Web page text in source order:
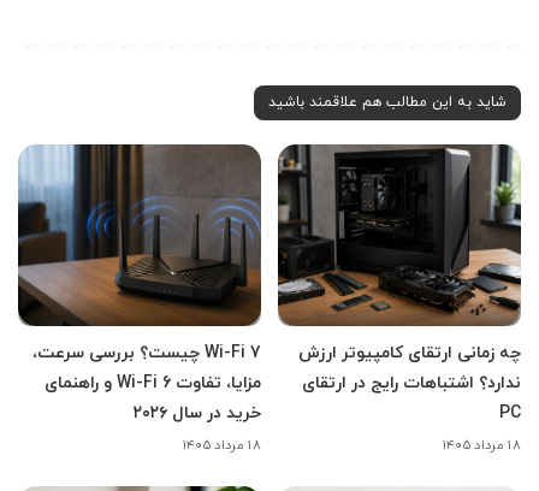
شاید به این مطالب هم علاقمند باشید
چه زمانی ارتقای کامپیوتر ارزش
ندارد؟ اشتباهات رایج در ارتقای
PC
۱۸ مرداد ۱۴۰۵
Wi-Fi 7 چیست؟ بررسی سرعت،
مزایا، تفاوت Wi-Fi 6 و راهنمای
خرید در سال ۲۰۲۶
۱۸ مرداد ۱۴۰۵